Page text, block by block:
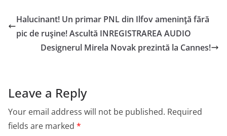
Halucinant! Un primar PNL din Ilfov ameninţă fără
pic de ruşine! Ascultă INREGISTRAREA AUDIO
Designerul Mirela Novak prezintă la Cannes!
Leave a Reply
Your email address will not be published. Required
fields are marked *